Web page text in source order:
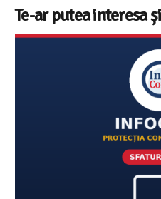
Te-ar putea interesa și
Televizoare Toshiba în
tehnologii și date statistice